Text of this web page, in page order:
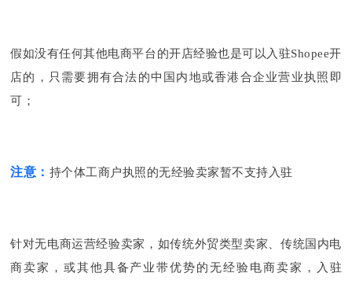
假如没有任何其他电商平台的开店经验也是可以入驻Shopee开
店的，只需要拥有合法的中国内地或香港合企业营业执照即
可；
注意： 持个体工商户执照的无经验卖家暂不支持入驻
针对无电商运营经验卖家，如传统外贸类型卖家、传统国内电
商卖家，或其他具备产业带优势的无经验电商卖家，入驻